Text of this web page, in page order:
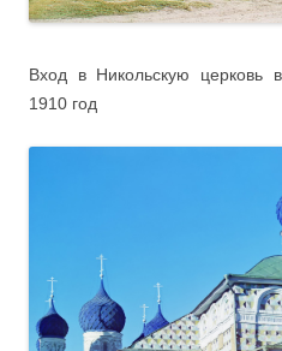
Вход в Никольскую церковь
1910 год